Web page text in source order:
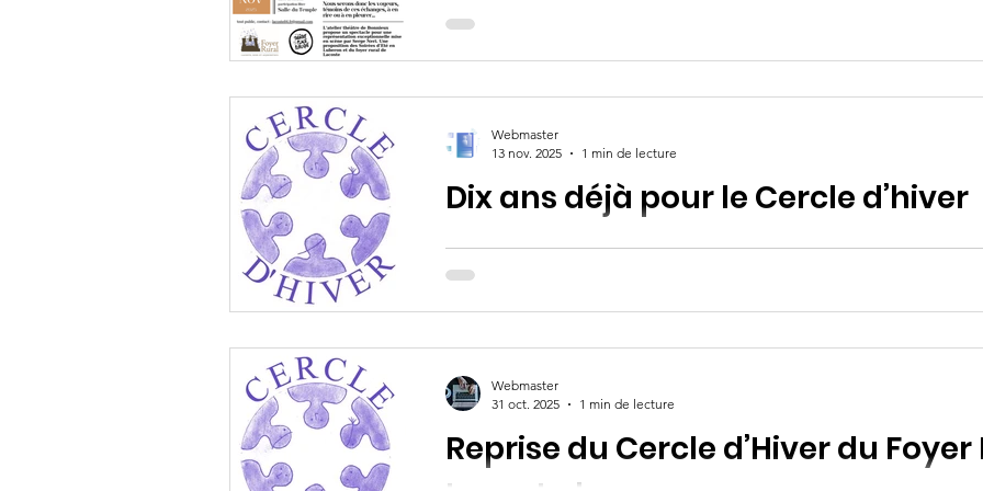
Dix ans déjà pour le Cercle d’hiver
Ce mercredi, la reprise du Cercle d'hiver a connu un réel succès, a
participants dans une ambiance chaleureuse.
Webmaster
13 nov. 2025
1 min de lecture
Reprise du Cercle d’Hiver du
Webmaster
31 oct. 2025
1 min de lecture